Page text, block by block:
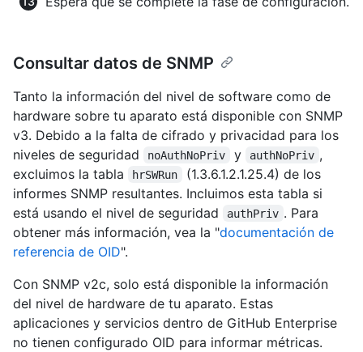
Consultar datos de SNMP
Tanto la información del nivel de software como de
hardware sobre tu aparato está disponible con SNMP
v3. Debido a la falta de cifrado y privacidad para los
niveles de seguridad
noAuthNoPriv y authNoPriv ,
excluimos la tabla
hrSWRun
(1.3.6.1.2.1.25.4) de los
informes SNMP resultantes. Incluimos esta tabla si
está usando el nivel de seguridad
authPriv . Para
obtener más información, vea la "documentación de
referencia de OID".
Con SNMP v2c, solo está disponible la información
del nivel de hardware de tu aparato. Estas
aplicaciones y servicios dentro de GitHub Enterprise
no tienen configurado OID para informar métricas.